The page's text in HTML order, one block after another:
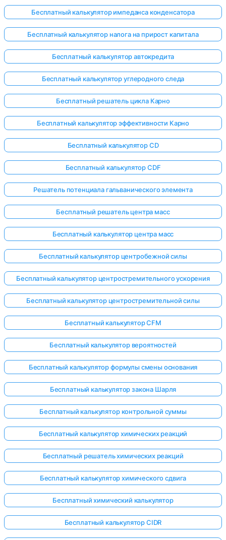
Бесплатный калькулятор импеданса конденсатора
Бесплатный калькулятор налога на прирост капитала
Бесплатный калькулятор автокредита
Бесплатный калькулятор углеродного следа
Бесплатный решатель цикла Карно
Бесплатный калькулятор эффективности Карно
Бесплатный калькулятор CD
Бесплатный калькулятор CDF
Решатель потенциала гальванического элемента
Бесплатный решатель центра масс
Бесплатный калькулятор центра масс
Бесплатный калькулятор центробежной силы
Бесплатный калькулятор центростремительного ускорения
Бесплатный калькулятор центростремительной силы
Бесплатный калькулятор CFM
Бесплатный калькулятор вероятностей
Бесплатный калькулятор формулы смены основания
Бесплатный калькулятор закона Шарля
Бесплатный калькулятор контрольной суммы
Бесплатный калькулятор химических реакций
Бесплатный решатель химических реакций
Бесплатный калькулятор химического сдвига
Бесплатный химический калькулятор
Бесплатный калькулятор CIDR